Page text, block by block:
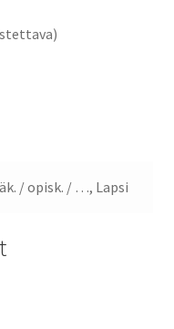
/ opisk. / …, Lapsi